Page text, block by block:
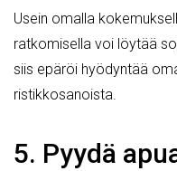
Usein omalla
ratkomisella voi löytää
siis epäröi hyödyntää
ristikkosanoista.
5. Pyydä